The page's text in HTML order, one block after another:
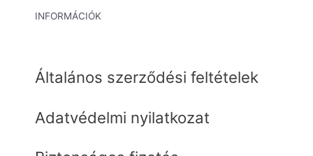
INFORMÁCIÓK
Általános szerződési feltételek
Adatvédelmi nyilatkozat